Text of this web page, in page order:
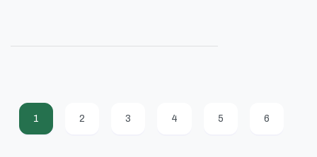
1 2 3 4 5 6